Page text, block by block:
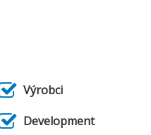
Výrobci
Development